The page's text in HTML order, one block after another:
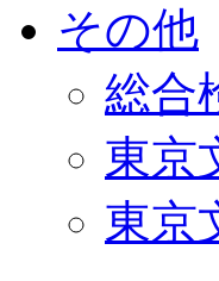
その他
総合
東京
東京